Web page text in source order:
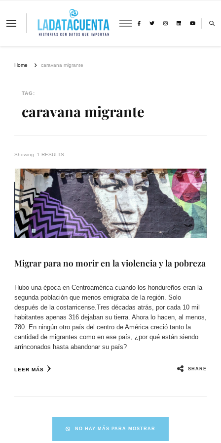
La Data Cuenta es una plataforma
Home caravana migrante
TAG:
caravana migrante
Showing: 1 RESULTS
Migrar para no morir en la violencia y la pobreza
Hubo una época en Centroamérica cuando los hondureños eran la
segunda población que menos emigraba de la región. Solo
después de la costarricense.Tres décadas atrás, por cada 10 mil
habitantes apenas 316 dejaban su tierra. Ahora lo hacen, al menos,
780. En ningún otro país del centro de América creció tanto la
cantidad de migrantes como en ese país, ¿por qué están siendo
arrinconados hasta abandonar su país?
LEER MÁS SHARE
NO HAY MÁS PARA MOSTRAR